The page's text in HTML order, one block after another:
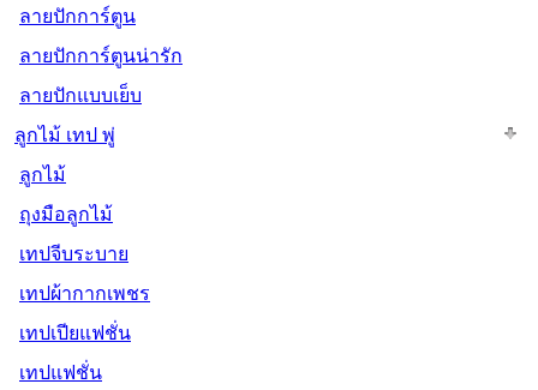
ลายปักการ์ตูน
ลายปักการ์ตูนน่ารัก
ลายปักแบบเย็บ
ลูกไม้ เทป พู่
ลูกไม้
ถุงมือลูกไม้
เทปจีบระบาย
เทปผ้ากากเพชร
เทปเปียแฟชั่น
เทปแฟชั่น